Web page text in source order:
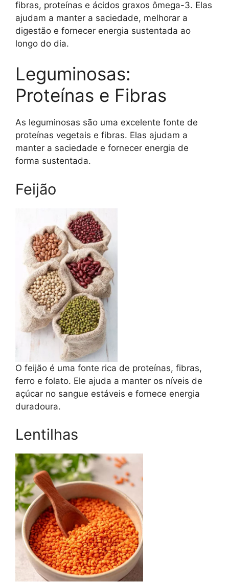
fibras, proteínas e ácidos graxos ômega-3. Elas
ajudam a manter a saciedade, melhorar a
digestão e fornecer energia sustentada ao
longo do dia.
Leguminosas:
Proteínas e Fibras
As leguminosas são uma excelente fonte de
proteínas vegetais e fibras. Elas ajudam a
manter a saciedade e fornecer energia de
forma sustentada.
Feijão
O feijão é uma fonte rica de proteínas, fibras,
ferro e folato. Ele ajuda a manter os níveis de
açúcar no sangue estáveis e fornece energia
duradoura.
Lentilhas